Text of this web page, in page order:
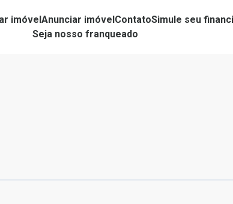
imóvelAnunciar imóvelContatoSimule seu
Seja nosso franqueado